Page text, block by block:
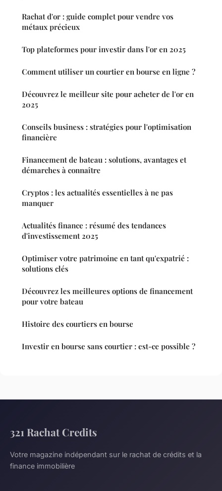
Rachat d'or : guide complet pour vendre vos
métaux précieux
Top plateformes pour investir dans l'or en 2025
Comment utiliser un courtier en bourse en ligne ?
Découvrez le meilleur site pour acheter de l'or en
2025
Conseils business : stratégies pour l'optimisation
financière
Financement de bateau : solutions, avantages et
démarches à connaître
Cryptos : les actualités essentielles à ne pas
manquer
Actualités finance : résumé des tendances
d'investissement 2025
Optimiser votre patrimoine en tant qu'expatrié :
solutions clés
Découvrez les meilleures options de financement
pour votre bateau
Histoire des courtiers en bourse
Investir en bourse sans courtier : est-ce possible ?
321 Rachat Credits
Votre magazine indépendant sur le rachat de crédits et la
finance immobilière